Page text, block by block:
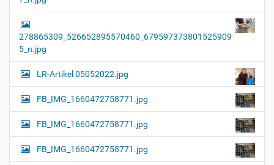
278865309_526652895570460_679597373801525909
5_n.jpg
LR-Artikel 05052022.jpg
FB_IMG_1660472758771.jpg
FB_IMG_1660472758771.jpg
FB_IMG_1660472758771.jpg